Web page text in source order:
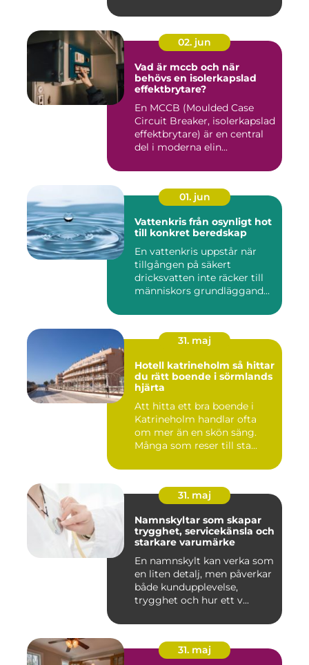
02. jun
Vad är mccb och när
behövs en isolerkapslad
effektbrytare?
En MCCB (Moulded Case
Circuit Breaker, isolerkapslad
effektbrytare) är en central
del i moderna elin...
01. jun
Vattenkris från osynligt hot
till konkret beredskap
En vattenkris uppstår när
tillgången på säkert
dricksvatten inte räcker till
människors grundläggand...
31. maj
Hotell katrineholm så hittar
du rätt boende i sörmlands
hjärta
Att hitta ett bra boende i
Katrineholm handlar ofta
om mer än en skön säng.
Många som reser till sta...
31. maj
Namnskyltar som skapar
trygghet, servicekänsla och
starkare varumärke
En namnskylt kan verka som
en liten detalj, men påverkar
både kundupplevelse,
trygghet och hur ett v...
31. maj